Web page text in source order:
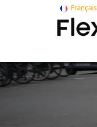
Se rendre au contenuFrançais